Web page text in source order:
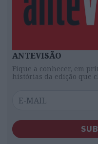
ANTEVISÃO
Fique a conhecer, em
histórias da edição que